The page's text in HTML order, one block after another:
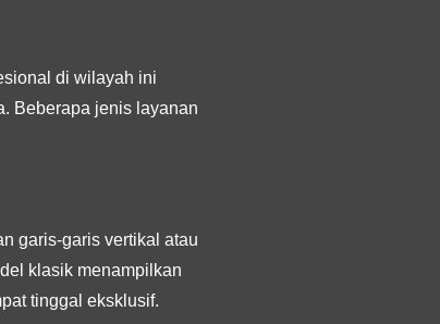
di wilayah ini
Beberapa jenis layanan
garis-garis vertikal atau
klasik menampilkan
tinggal eksklusif.